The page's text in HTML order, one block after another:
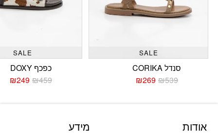
SALE
סנדל CORIKA
₪539
המחיר
₪269המחיר
SALE
כפכף DOXY
₪459
₪249
אודות מידע